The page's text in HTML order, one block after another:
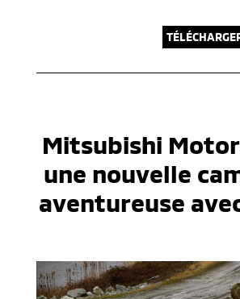
Mitsubishi
une nouvelle
aventureuse